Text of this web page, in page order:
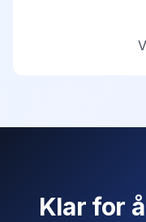
Klar for